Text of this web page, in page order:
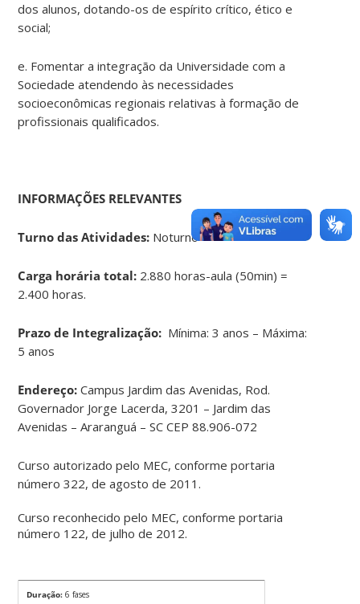
dos alunos, dotando-os de espírito crítico, ético e
social;
e. Fomentar a integração da Universidade com a
Sociedade atendendo às necessidades
socioeconômicas regionais relativas à formação de
profissionais qualificados.
INFORMAÇÕES RELEVANTES
Turno das Atividades: Noturno
Carga horária total: 2.880 horas-aula (50min) =
2.400 horas.
Prazo de Integralização: Mínima: 3 anos – Máxima:
5 anos
Endereço: Campus Jardim das Avenidas, Rod.
Governador Jorge Lacerda, 3201 – Jardim das
Avenidas – Araranguá – SC CEP 88.906-072
Curso autorizado pelo MEC, conforme portaria
número 322, de agosto de 2011.
Curso reconhecido pelo MEC, conforme portaria
número 122, de julho de 2012.
Duração: 6 fases